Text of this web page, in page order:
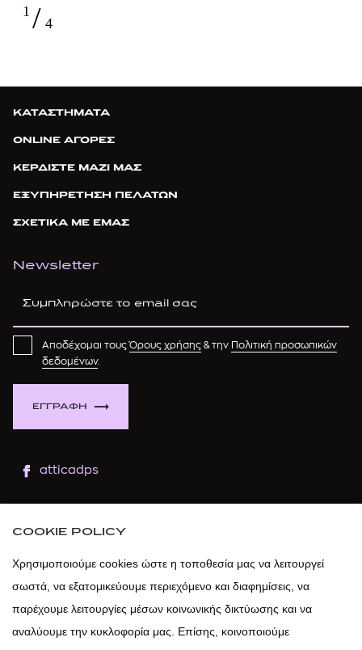
1 / 4
ΚΑΤΑΣΤΗΜΑΤΑ
ONLINE ΑΓΟΡΕΣ
ΚΕΡΔΙΣΤΕ ΜΑΖΙ ΜΑΣ
ΕΞΥΠΗΡΕΤΗΣΗ ΠΕΛΑΤΩΝ
ΣΧΕΤΙΚΑ ΜΕ ΕΜΑΣ
Newsletter
ΕΓΓΡΑΦΗ
Αποδέχομαι τουςΌρους χρήσης & την Πολιτική προσωπικών
δεδομένων.
atticadps
atticadps
COOKIE POLICY
Χρησιμοποιούμε cookies ώστε η τοποθεσία μας να λειτουργεί
σωστά, να εξατομικεύουμε περιεχόμενο και διαφημίσεις, να
παρέχουμε λειτουργίες μέσων κοινωνικής δικτύωσης και να
αναλύουμε την κυκλοφορία μας. Επίσης, κοινοποιούμε